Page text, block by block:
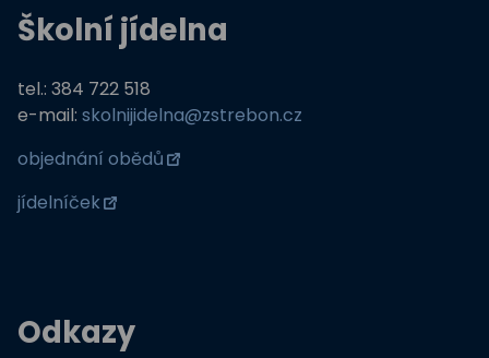
Školní jídelna
tel.: 384 722 518
e-mail: skolnijidelna@zstrebon.cz
objednání obědů
jídelníček
Odkazy